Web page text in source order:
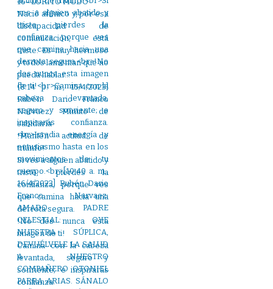
Nació afónico y, por esa
discapacidad de
comunicación, está
triste. Es muy hermoso
y todos lamentan que no
pueda hablar…
[8:14 p. m., 15/4/2023]
Rubén Dario Franco
Narvaez: Minuto de
sabiduría
!Mantén actitud de
triunfo!
Si ves a alguien abatido y
triste, pierdes la
confianza, porque ves
que camina hacia una
derrota segura.
!No des nunca esta
imagen de ti!
Camina con la cabeza
levantada, seguro y
sonriente; e inspirarás
confianza.